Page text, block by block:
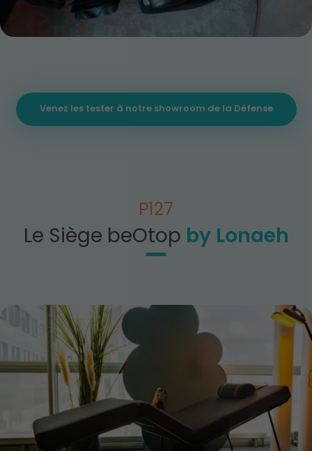
Venez les tester à notre showroom de la Défense
Le Siège beOtop by Lonaeh
P127